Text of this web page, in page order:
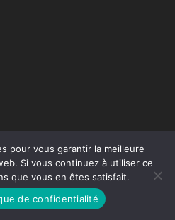
pour vous garantir la meilleure
Si vous continuez à utiliser ce
que vous en êtes satisfait.
de confidentialité